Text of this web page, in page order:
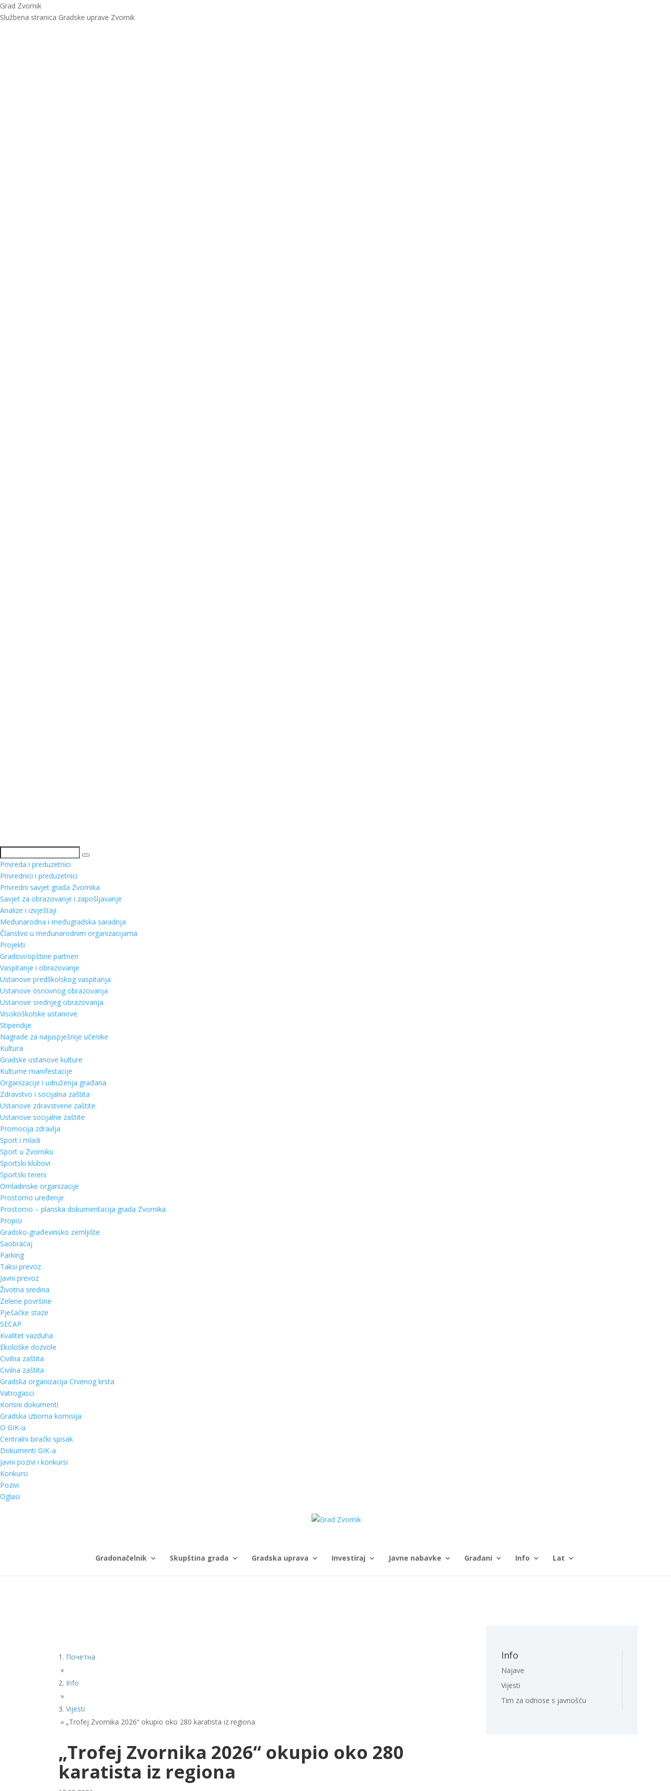
Grad Zvornik
Službena stranica Gradske uprave Zvornik
Pretraga
Privreda i preduzetnici
Privrednici i preduzetnici
Privredni savjet grada Zvornika
Savjet za obrazovanje i zapošljavanje
Analize i izvještaji
Međunarodna i međugradska saradnja
Članstvo u međunarodnim organizacijama
Projekti
Gradovi/opštine partneri
Vaspitanje i obrazovanje
Ustanove predškolskog vaspitanja
Ustanove osnovnog obrazovanja
Ustanove srednjeg obrazovanja
Visokoškolske ustanove
Stipendije
Nagrade za najuspješnije učenike
Kultura
Gradske ustanove kulture
Kulturne manifestacije
Organizacije i udruženja građana
Zdravstvo i socijalna zaštita
Ustanove zdravstvene zaštite
Ustanove socijalne zaštite
Promocija zdravlja
Sport i mladi
Sport u Zvorniku
Sportski klubovi
Sportski tereni
Omladinske organizacije
Prostorno uređenje
Prostorno – planska dokumentacija grada Zvornika
Propisi
Gradsko-građevinsko zemljište
Saobraćaj
Parking
Taksi prevoz
Javni prevoz
Životna sredina
Zelene površine
Pješačke staze
SECAP
Kvalitet vazduha
Ekološke dozvole
Civilna zaštita
Civilna zaštita
Gradska organizacija Crvenog krsta
Vatrogasci
Korisni dokumenti
Gradska izborna komisija
O GIK-u
Centralni birački spisak
Dokumenti GIK-a
Javni pozivi i konkursi
Konkursi
Pozivi
Oglasi
Gradonačelnik Skupština grada Gradska uprava Investiraj Javne nabavke Građani Info Lat
Почетна
»
Info
»
Vijesti
» „Trofej Zvornika 2026“ okupio oko 280 karatista iz regiona
„Trofej Zvornika 2026“ okupio oko 280
karatista iz regiona
Info
Najave
Vijesti
Tim za odnose s javnošću